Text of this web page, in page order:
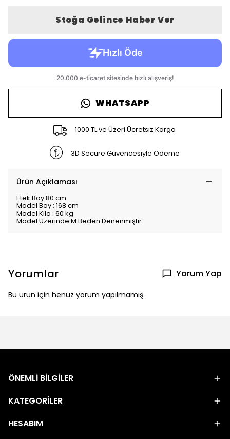
Stoğa Gelince Haber Ver
WHATSAPP
1000 TL ve Üzeri Ücretsiz Kargo
3D Secure Güvencesiyle Ödeme
Ürün Açıklaması
Etek Boy 80 cm
Model Boy : 168 cm
Model Kilo : 60 kg
Model Üzerinde M Beden Denenmiştir
Yorumlar Yorum Yap
Bu ürün için henüz yorum yapılmamış.
ÖNEMLİ BİLGİLER
KATEGORİLER
HESABIM